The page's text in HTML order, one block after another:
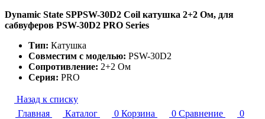
Dynamic State SPPSW-30D2 Coil катушка 2+2 Ом, для
сабвуферов PSW-30D2 PRO Series
Тип: Катушка
Совместим с моделью: PSW-30D2
Сопротивление: 2+2 Ом
Серия: PRO
Назад к списку
Главная
Каталог 0 Корзина 0 Сравнение
0